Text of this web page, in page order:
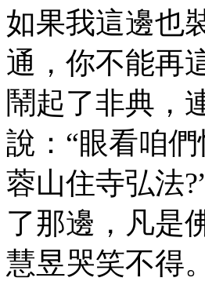
如果我這邊也
通，你不能再
鬧起了非典，
說：“眼看咱
蓉山住寺弘法
了那邊，凡是
慧昱哭笑不得